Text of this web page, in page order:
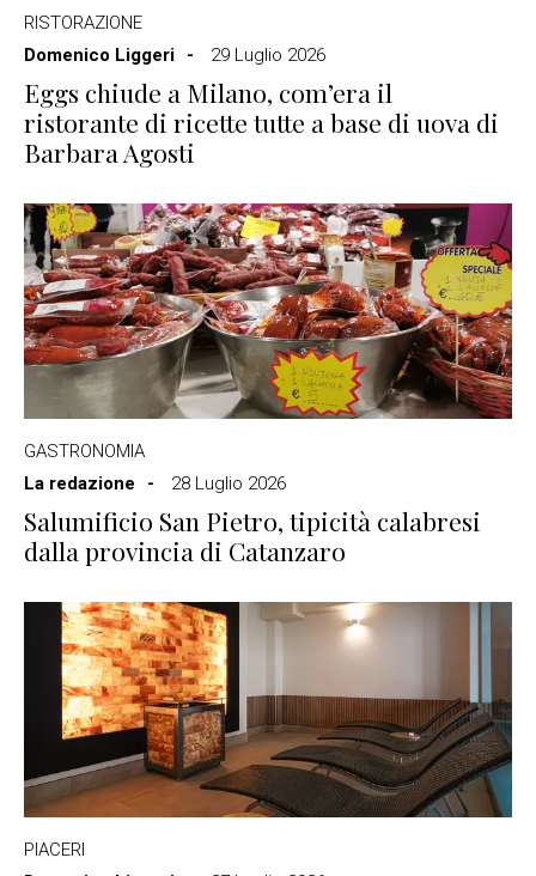
RISTORAZIONE
Domenico Liggeri
29 Luglio 2026
Eggs chiude a Milano, com’era il
ristorante di ricette tutte a base di uova di
Barbara Agosti
GASTRONOMIA
La redazione
28 Luglio 2026
Salumificio San Pietro, tipicità calabresi
dalla provincia di Catanzaro
PIACERI